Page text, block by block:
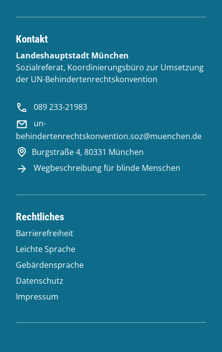
Kontakt
Landeshauptstadt München
Sozialreferat, Koordinierungsbüro zur Umsetzung
der UN-Behindertenrechtskonvention
089 233-21983
un-
behindertenrechtskonvention.soz@muenchen.de
Burgstraße 4, 80331 München
Wegbeschreibung für blinde Menschen
Rechtliches
Barrierefreiheit
Leichte Sprache
Gebärdensprache
Datenschutz
Impressum